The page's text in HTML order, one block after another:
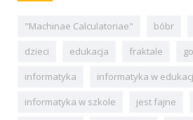
"Machinae Calculatoriae" bóbr
dzieci
edukacja fraktale
informatyka
informatyka w
informatyka w szkole
jest fajne